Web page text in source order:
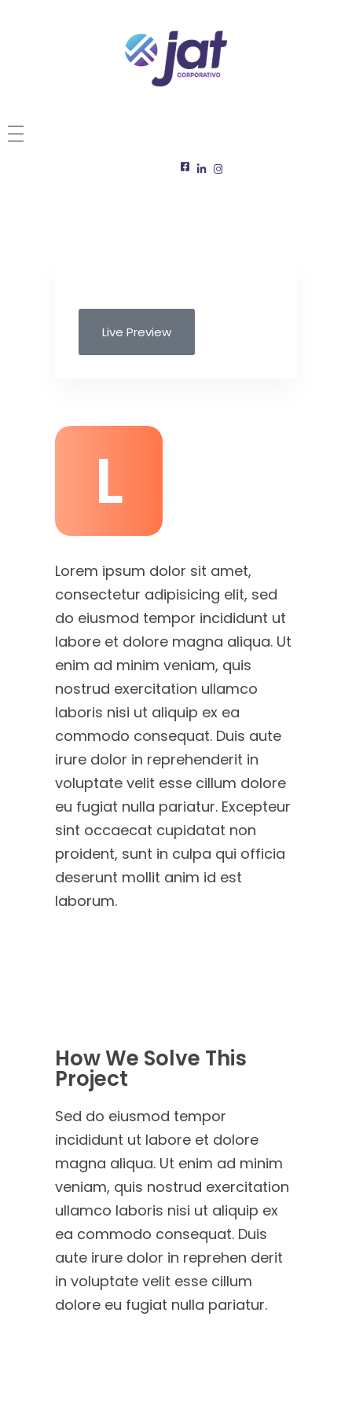
Live Preview
L
Lorem ipsum dolor sit amet,
consectetur adipisicing elit, sed
do eiusmod tempor incididunt ut
labore et dolore magna aliqua. Ut
enim ad minim veniam, quis
nostrud exercitation ullamco
laboris nisi ut aliquip ex ea
commodo consequat. Duis aute
irure dolor in reprehenderit in
voluptate velit esse cillum dolore
eu fugiat nulla pariatur. Excepteur
sint occaecat cupidatat non
proident, sunt in culpa qui officia
deserunt mollit anim id est
laborum.
How We Solve This
Project
Sed do eiusmod tempor
incididunt ut labore et dolore
magna aliqua. Ut enim ad minim
veniam, quis nostrud exercitation
ullamco laboris nisi ut aliquip ex
ea commodo consequat. Duis
aute irure dolor in reprehen derit
in voluptate velit esse cillum
dolore eu fugiat nulla pariatur.